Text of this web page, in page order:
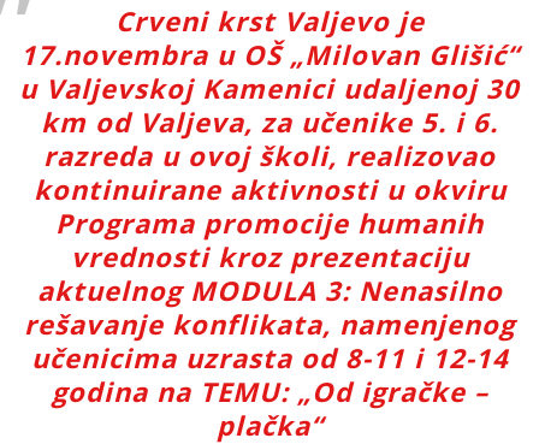
Crveni krst Valjevo je
17.novembra u OŠ „Milovan Glišić“
u Valjevskoj Kamenici udaljenoj 30
km od Valjeva, za učenike 5. i 6.
razreda u ovoj školi, realizovao
kontinuirane aktivnosti u okviru
Programa promocije humanih
vrednosti kroz prezentaciju
aktuelnog MODULA 3: Nenasilno
rešavanje konflikata, namenjenog
učenicima uzrasta od 8-11 i 12-14
godina na TEMU: „Od igračke –
plačka“